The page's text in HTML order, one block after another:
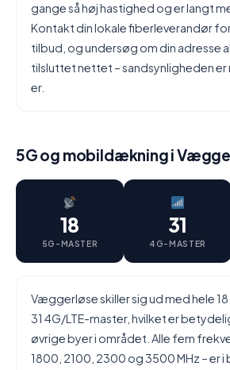
gange så høj hastighed og er langt
Kontakt din lokale fiberleverandør
tilbud, og undersøg om din adresse
tilsluttet nettet – sandsynligheden er
er.
5G og mobildækning i
18
5G-MASTER
31
4G-MASTER
Væggerløse skiller sig ud med hele
31 4G/LTE-master, hvilket er
øvrige byer i området. Alle fem
1800, 2100, 2300 og 3500 MHz – er i